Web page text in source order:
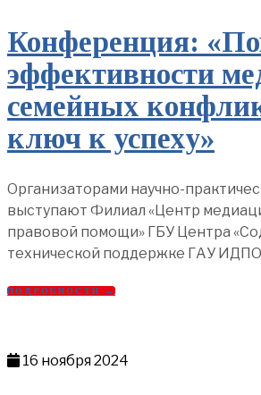
Конференция:
эффективности
семейных
ключ к успеху»
Организаторами научно-
выступают Филиал «Центр
правовой помощи» ГБУ Центра
технической поддержке ГАУ
ПОДРОБНОСТИ →
16 ноября 2024